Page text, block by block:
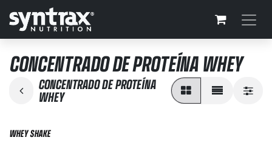
Skip to Content
CONCENTRADO DE PROTEÍNA WHEY
CONCENTRADO DE PROTEÍNA
WHEY
WHEY SHAKE